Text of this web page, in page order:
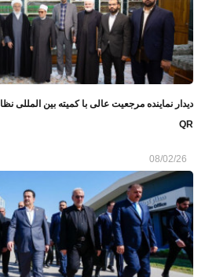
دیدار نماینده مرجعیت عالی با کمیته بین‌ المللی
QR
08/02/26